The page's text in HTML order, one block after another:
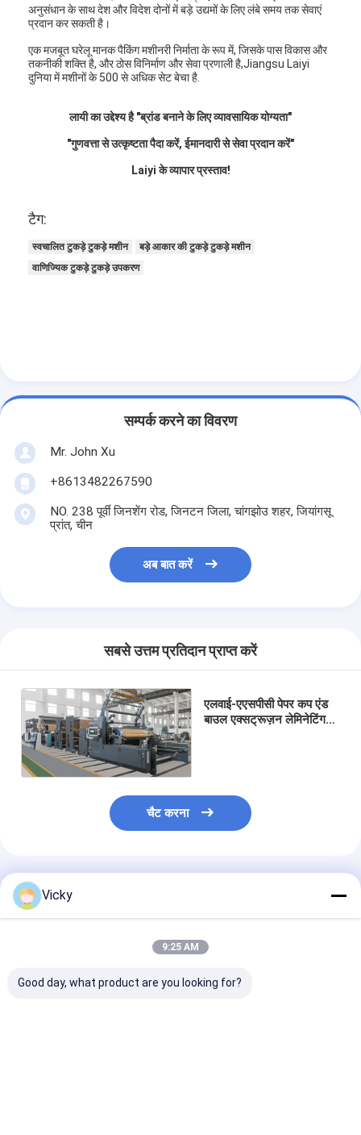
अनुसंधान के साथ देश और विदेश दोनों में बड़े उद्यमों के लिए लंबे समय तक सेवाएं
प्रदान कर सकती है।
एक मजबूत घरेलू मानक पैकिंग मशीनरी निर्माता के रूप में, जिसके पास विकास और
तकनीकी शक्ति है, और ठोस विनिर्माण और सेवा प्रणाली है,Jiangsu Laiyi
दुनिया में मशीनों के 500 से अधिक सेट बेचा है.
लायी का उद्देश्य है "ब्रांड बनाने के लिए व्यावसायिक योग्यता"
"गुणवत्ता से उत्कृष्टता पैदा करें, ईमानदारी से सेवा प्रदान करें"
Laiyi के व्यापार प्रस्ताव!
टैग:
स्वचालित टुकड़े टुकड़े मशीन
बड़े आकार की टुकड़े टुकड़े मशीन
वाणिज्यिक टुकड़े टुकड़े उपकरण
सम्पर्क करने का विवरण
Mr. John Xu
+8613482267590
NO. 238 पूर्वी जिनशेंग रोड, जिनटन जिला, चांगझोउ शहर, जियांगसू
प्रांत, चीन
अब बात करें
सबसे उत्तम प्रतिदान प्राप्त करें
एलवाई-एएसपीसी पेपर कप एंड
बाउल एक्सट्रूज़न लेमिनेटिंग
चैट करना
अनुशंसित उत्पाद
Vicky
9:25 AM
Good day, what product are you looking for?